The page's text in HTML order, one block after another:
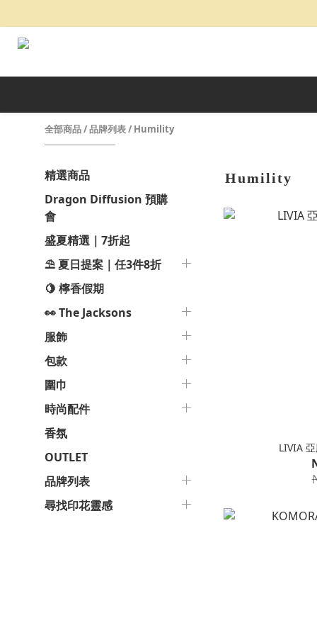
全部商品/品牌列表/ Humility
精選商品
Dragon Diffusion 預購
會
盛夏精選｜7折起
⛱️ 夏日提案｜任3件8折
🍋 檸香假期
👀 The Jacksons
服飾
包款
圍巾
時尚配件
香氛
OUTLET
品牌列表
尋找印花靈感
Humility
LIVIA